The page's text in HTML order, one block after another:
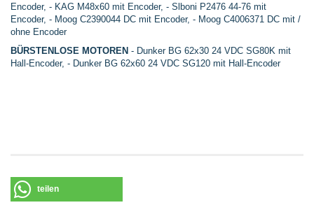
Encoder, - KAG M48x60 mit Encoder, - Slboni P2476 44-76 mit
Encoder, - Moog C2390044 DC mit Encoder, - Moog C4006371 DC mit /
ohne Encoder
BÜRSTENLOSE MOTOREN - Dunker BG 62x30 24 VDC SG80K mit
Hall-Encoder, - Dunker BG 62x60 24 VDC SG120 mit Hall-Encoder
teilen